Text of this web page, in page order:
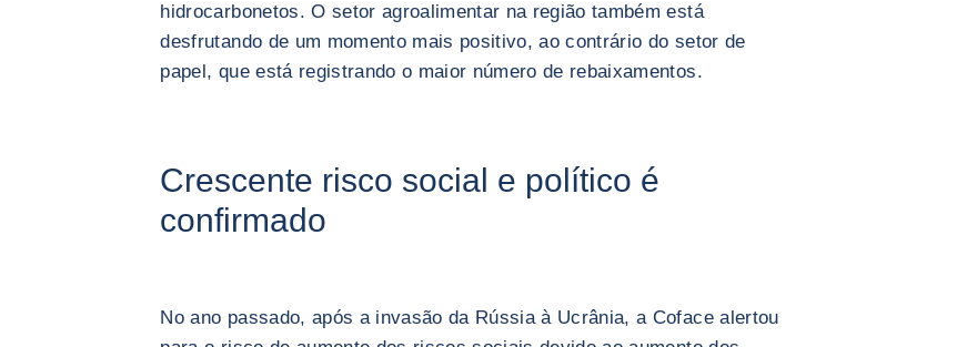
hidrocarbonetos. O setor agroalimentar na região também está
desfrutando de um momento mais positivo, ao contrário do setor de
papel, que está registrando o maior número de rebaixamentos.
Crescente risco social e político é
confirmado
No ano passado, após a invasão da Rússia à Ucrânia, a Coface alertou